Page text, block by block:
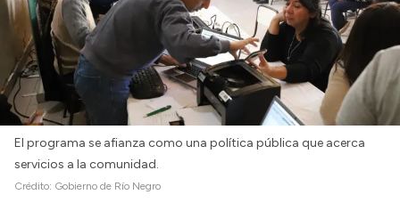
El programa se afianza como una política pública que acerca
servicios a la comunidad.
Crédito: Gobierno de Río Negro